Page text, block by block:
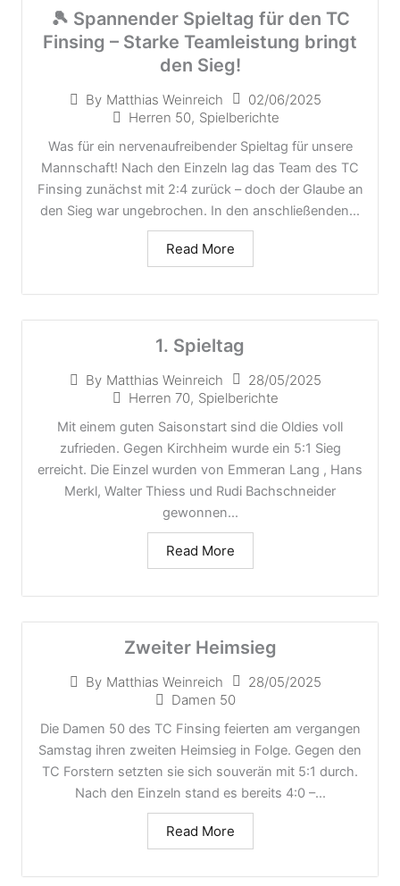
🎾 Spannender Spieltag für den TC
Finsing – Starke Teamleistung bringt
den Sieg!
By Matthias Weinreich
02/06/2025
Herren 50, Spielberichte
Was für ein nervenaufreibender Spieltag für unsere
Mannschaft! Nach den Einzeln lag das Team des TC
Finsing zunächst mit 2:4 zurück – doch der Glaube an
den Sieg war ungebrochen. In den anschließenden...
Read More
1. Spieltag
By Matthias Weinreich
28/05/2025
Herren 70, Spielberichte
Mit einem guten Saisonstart sind die Oldies voll
zufrieden. Gegen Kirchheim wurde ein 5:1 Sieg
erreicht. Die Einzel wurden von Emmeran Lang , Hans
Merkl, Walter Thiess und Rudi Bachschneider
gewonnen...
Read More
Zweiter Heimsieg
By Matthias Weinreich
28/05/2025
Damen 50
Die Damen 50 des TC Finsing feierten am vergangen
Samstag ihren zweiten Heimsieg in Folge. Gegen den
TC Forstern setzten sie sich souverän mit 5:1 durch.
Nach den Einzeln stand es bereits 4:0 –...
Read More